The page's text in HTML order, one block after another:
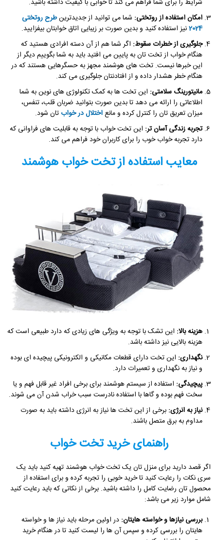
شرایط را برای شما فراهم می کند تا خوابی با کیفیت داشته باشید.
امکان استفاده از روتختی: شما می توانید از جدیدترینطرح روتختی
2024نیز استفاده کنید و بدین صورت بر زیبایی اتاق خوابتان بیفزایید.
جلوگیری از خطرات سقوط: اگر شما هم از آن دسته افرادی هستید که
هنگام خواب از تخت تان به پایین می افتید باید به شما بگوییم دیگر از
این خبرها نیست. تخت های هوشمند مجهز به حسگرهایی هستند که در
هنگام خطر هشدار داده و از افتادنتان جلوگیری می کند.
مانیتورینگ سلامتی: این تخت ها به کمک تکنولوژی های نوین به شما
اطلاعاتی را ارائه می دهد تا بدین صورت بتوانید ضربان قلب، تنفس،
میزان تعریق تان را کنترل کرده و مانعاختلال در خواب تان شود.
تجربه زندگی آسان تر: این تخت خواب با توجه به قابلیت های فراوانی که
دارد تجربه خواب خوب را برای کاربران خود فراهم می کند.
معایب استفاده از تخت خواب هوشمند
هزینه بالا: این تشک با توجه به ویژگی های زیادی که دارد طبیعی است که
هزینه بالایی نیز داشته باشد.
نگهداری: این تخت دارای قطعات مکانیکی و الکترونیکی پیچیده ای بوده
و نیاز به نگهداری و تعمیرات دارد.
پیچیدگی: استفاده از سیستم هوشمند برای برخی افراد غیر قابل فهم و یا
سخت فهم بوده و گاها با استفاده نادرست سبب خراب شدن آن می شوند.
نیاز به انرژی: برخی از این تخت ها نیاز به انرژی داشته باید به صورت
مداوم به برق متصل باشند.
راهنمای خرید تخت خواب
اگر قصد دارید برای منزل تان یک تخت خواب هوشمند تهیه کنید باید یک
سری نکات را رعایت کنید تا خرید خوبی را تجربه کرده و برای استفاده از
محصول تان رضایت کامل را داشته باشید. برخی از نکاتی که باید رعایت کنید
شامل موارد زیر می باشد:
بررسی نیازها و خواسته هایتان: در اولین مرحله باید نیاز ها و خواسته
هایتان را بررسی کرده و سپس آن ها را لیست کنید تا در هنگام خرید